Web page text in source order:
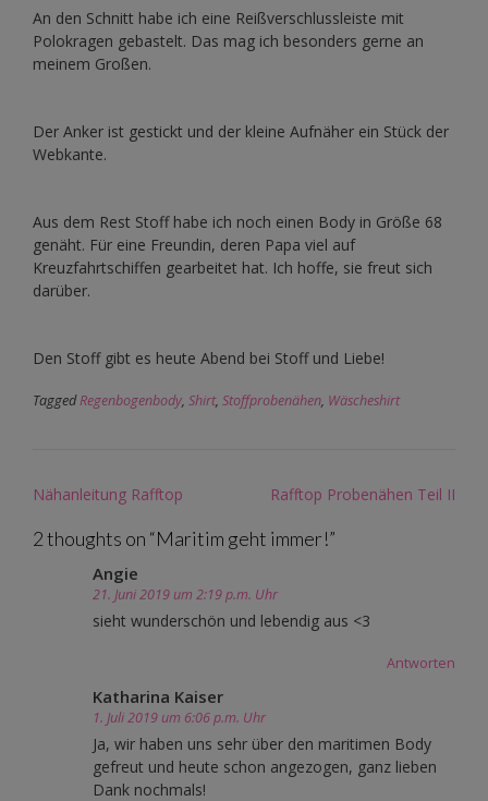
An den Schnitt habe ich eine Reißverschlussleiste mit
Polokragen gebastelt. Das mag ich besonders gerne an
meinem Großen.
Der Anker ist gestickt und der kleine Aufnäher ein Stück der
Webkante.
Aus dem Rest Stoff habe ich noch einen Body in Größe 68
genäht. Für eine Freundin, deren Papa viel auf
Kreuzfahrtschiffen gearbeitet hat. Ich hoffe, sie freut sich
darüber.
Den Stoff gibt es heute Abend bei Stoff und Liebe!
TaggedRegenbogenbody, Shirt, Stoffprobenähen, Wäscheshirt
Post
Nähanleitung Rafftop Rafftop Probenähen Teil II
2 thoughts on “Maritim geht immer!”
Angie
21. Juni 2019 um 2:19 p.m. Uhr
sieht wunderschön und lebendig aus <3
Antworten
Katharina Kaiser
1. Juli 2019 um 6:06 p.m. Uhr
Ja, wir haben uns sehr über den maritimen Body
gefreut und heute schon angezogen, ganz lieben
Dank nochmals!